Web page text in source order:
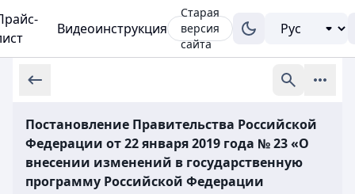
Видеоинструкция
Старая
версия
сайта
Постановление Правительства Российской
Федерации от 22 января 2019 года № 23 «О
внесении изменений в государственную
программу Российской Федерации